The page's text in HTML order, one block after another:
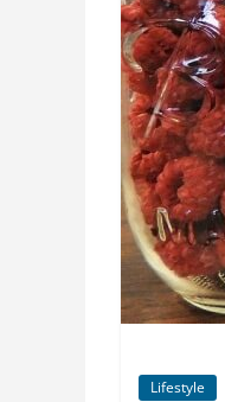
styl,
auto-
moto,
vesmír
Lifestyle